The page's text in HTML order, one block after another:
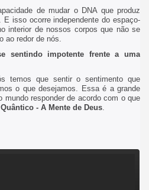
de mudar o DNA que produz
isso ocorre independente do espaço-
interior de nossos corpos que não se
ao redor de nós.
sentindo impotente frente a uma
temos que sentir o sentimento que
o que desejamos. Essa é a grande
mundo responder de acordo com o que
- A Mente de Deus.